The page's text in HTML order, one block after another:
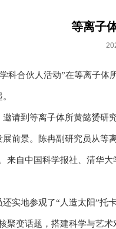
等离子
科合伙人活动”在等离子
请到等离子体所黄懿赟研
前景。陈冉副研究员从等
来自中国科学报社、清华
实地参观了“人造太阳”托
聚变话题，搭建科学与艺